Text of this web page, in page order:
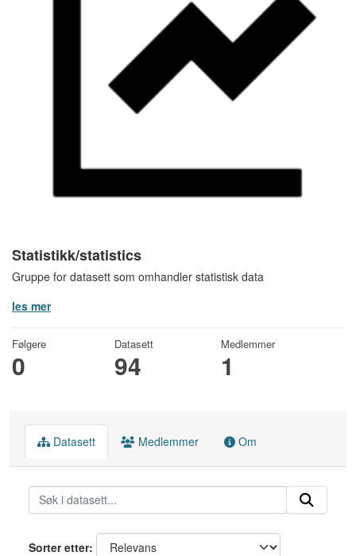
Statistikk/statistics
Gruppe for datasett som omhandler statistisk data
les mer
Følgere
0
Datasett
94
Medlemmer
1
Datasett Medlemmer Om
Sorter etter